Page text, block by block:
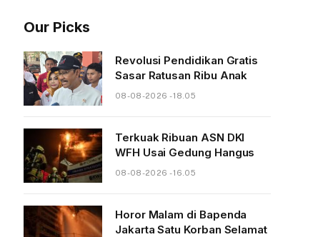
Our Picks
Revolusi Pendidikan Gratis
Sasar Ratusan Ribu Anak
08-08-2026 - 18.05
Terkuak Ribuan ASN DKI
WFH Usai Gedung Hangus
08-08-2026 - 16.05
Horor Malam di Bapenda
Jakarta Satu Korban Selamat